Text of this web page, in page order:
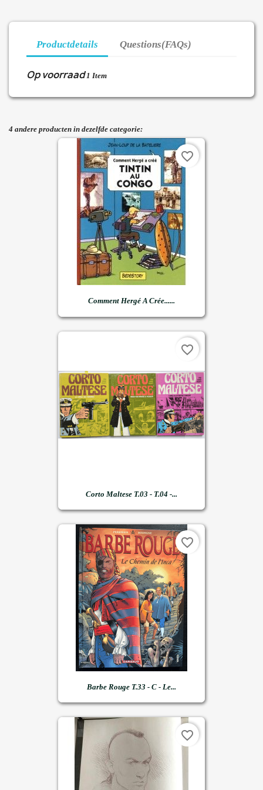
Productdetails Questions(FAQs)
Op voorraad 1 Item
4 andere producten in dezelfde categorie:
Comment Hergé A Crée......
favorite_border
Corto Maltese T.03 - T.04 -...
favorite_border
Barbe Rouge T.33 - C - Le...
favorite_border
favorite_border